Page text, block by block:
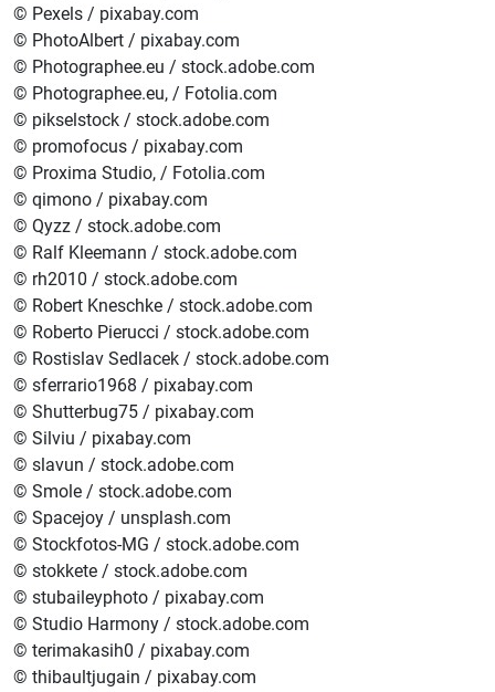
© Pexels / pixabay.com
© PhotoAlbert / pixabay.com
© Photographee.eu / stock.adobe.com
© Photographee.eu, / Fotolia.com
© pikselstock / stock.adobe.com
© promofocus / pixabay.com
© Proxima Studio, / Fotolia.com
© qimono / pixabay.com
© Qyzz / stock.adobe.com
© Ralf Kleemann / stock.adobe.com
© rh2010 / stock.adobe.com
© Robert Kneschke / stock.adobe.com
© Roberto Pierucci / stock.adobe.com
© Rostislav Sedlacek / stock.adobe.com
© sferrario1968 / pixabay.com
© Shutterbug75 / pixabay.com
© Silviu / pixabay.com
© slavun / stock.adobe.com
© Smole / stock.adobe.com
© Spacejoy / unsplash.com
© Stockfotos-MG / stock.adobe.com
© stokkete / stock.adobe.com
© stubaileyphoto / pixabay.com
© Studio Harmony / stock.adobe.com
© terimakasih0 / pixabay.com
© thibaultjugain / pixabay.com